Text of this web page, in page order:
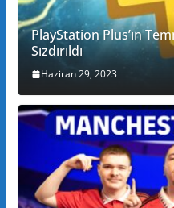
PlayStation Plus’ın
Sızdırıldı
Haziran 29, 2023